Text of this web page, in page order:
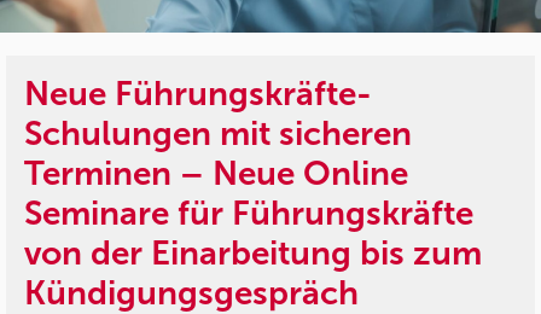
Neue Führungskräfte-
Schulungen mit sicheren
Terminen – Neue Online
Seminare für Führungskräfte
von der Einarbeitung bis zum
Kündigungsgespräch